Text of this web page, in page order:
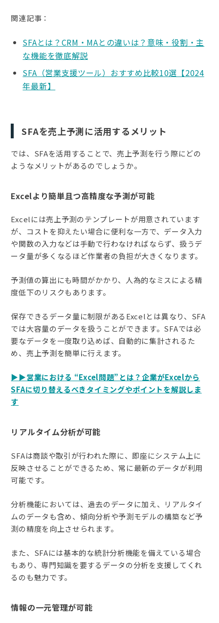
関連記事：
SFAとは？CRM・MAとの違いは？意味・役割・主
な機能を徹底解説
SFA（営業支援ツール）おすすめ比較10選【2024
年最新】
SFAを売上予測に活用するメリット
では、SFAを活用することで、売上予測を行う際にどの
ようなメリットがあるのでしょうか。
Excelより簡単且つ高精度な予測が可能
Excelには売上予測のテンプレートが用意されています
が、コストを抑えたい場合に便利な一方で、データ入力
や関数の入力などは手動で行わなければならず、扱うデ
ータ量が多くなるほど作業者の負担が大きくなります。
予測値の算出にも時間がかかり、人為的なミスによる精
度低下のリスクもあります。
保存できるデータ量に制限があるExcelとは異なり、SFA
では大容量のデータを扱うことができます。SFAでは必
要なデータを一度取り込めば、自動的に集計されるた
め、売上予測を簡単に行えます。
▶▶営業における “Excel問題”とは？企業がExcelから
SFAに切り替えるべきタイミングやポイントを解説しま
す
リアルタイム分析が可能
SFAは商談や取引が行われた際に、即座にシステム上に
反映させることができるため、常に最新のデータが利用
可能です。
分析機能においては、過去のデータに加え、リアルタイ
ムのデータも含め、傾向分析や予測モデルの構築など予
測の精度を向上させられます。
また、SFAには基本的な統計分析機能を備えている場合
もあり、専門知識を要するデータの分析を支援してくれ
るのも魅力です。
情報の一元管理が可能